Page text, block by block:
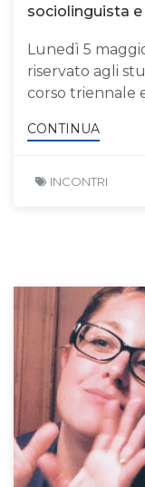
sociolinguista
Lunedì 5
riservato agli
corso triennale
CONTINUA
INCONTRI